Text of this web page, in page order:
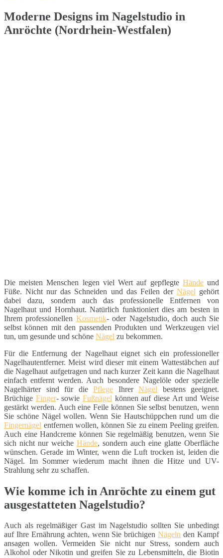
Moderne Designs im Nagelstudio in
Anröchte (Nordrhein-Westfalen)
Die meisten Menschen legen viel Wert auf gepflegte Händeund
Füße. Nicht nur das Schneiden und das Feilen der Nägel gehört
dabei dazu, sondern auch das professionelle Entfernen von
Nagelhaut und Hornhaut. Natürlich funktioniert dies am besten in
Ihrem professionellen Kosmetik- oder Nagelstudio, doch auch Sie
selbst können mit den passenden Produkten und Werkzeugen viel
tun, um gesunde und schöne Nägel zu bekommen.
Für die Entfernung der Nagelhaut eignet sich ein professioneller
Nagelhautentferner. Meist wird dieser mit einem Wattestäbchen auf
die Nagelhaut aufgetragen und nach kurzer Zeit kann die Nagelhaut
einfach entfernt werden. Auch besondere Nagelöle oder spezielle
Nagelhärter sind für die Pflege Ihrer Nägel bestens geeignet.
Brüchige Finger- sowieFußnägel können auf diese Art und Weise
gestärkt werden. Auch eine Feile können Sie selbst benutzen, wenn
Sie schöne Nägel wollen. Wenn Sie Hautschüppchen rund um die
Fingernägel entfernen wollen, können Sie zu einem Peeling greifen.
Auch eine Handcreme können Sie regelmäßig benutzen, wenn Sie
sich nicht nur weiche Hände, sondern auch eine glatte Oberfläche
wünschen. Gerade im Winter, wenn die Luft trocken ist, leiden die
Nägel. Im Sommer wiederum macht ihnen die Hitze und UV-
Strahlung sehr zu schaffen.
Wie komme ich in Anröchte zu einem gut
ausgestatteten Nagelstudio?
Auch als regelmäßiger Gast im Nagelstudio sollten Sie unbedingt
auf Ihre Ernährung achten, wenn Sie brüchigenNägeln den Kampf
ansagen wollen. Vermeiden Sie nicht nur Stress, sondern auch
Alkohol oder Nikotin und greifen Sie zu Lebensmitteln, die Biotin